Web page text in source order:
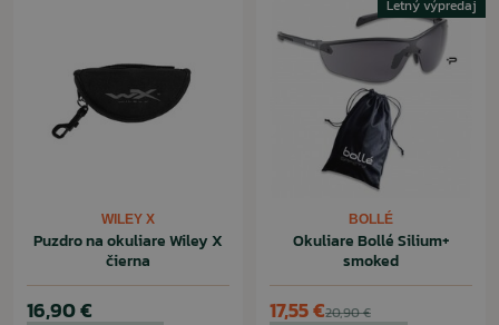
WILEY X
Puzdro na okuliare Wiley X
čierna
16,90 €
Letný výpredaj
BOLLÉ
Okuliare Bollé Silium+
smoked
20,90 €
17,55 €